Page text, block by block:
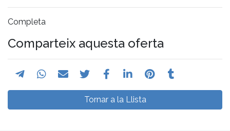
Completa
Comparteix aquesta oferta
Tornar a la Llista